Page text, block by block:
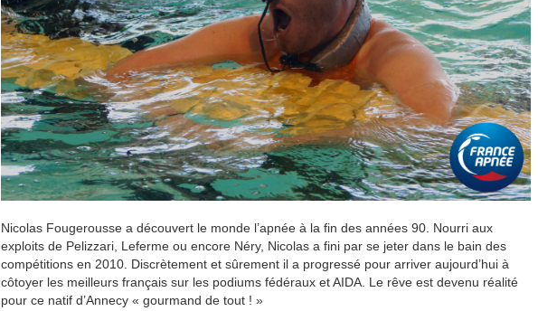
Nicolas Fougerousse a découvert le monde l’apnée à la fin des années 90. Nourri aux
exploits de Pelizzari, Leferme ou encore Néry, Nicolas a fini par se jeter dans le bain des
compétitions en 2010. Discrètement et sûrement il a progressé pour arriver aujourd’hui à
côtoyer les meilleurs français sur les podiums fédéraux et AIDA. Le rêve est devenu réalité
pour ce natif d’Annecy « gourmand de tout ! »